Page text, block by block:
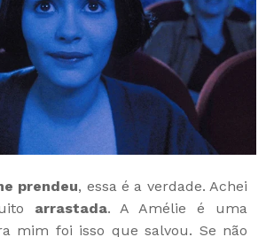
prendeu, essa é a verdade. Achei
arrastada. A Amélie é uma
mim foi isso que salvou. Se não